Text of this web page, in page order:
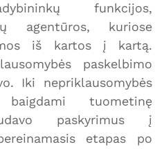
funkcijos,
agentūros, kuriose
iš kartos į kartą.
paskelbimo
Iki nepriklausomybės
tuometinę
paskyrimus į
etapas po